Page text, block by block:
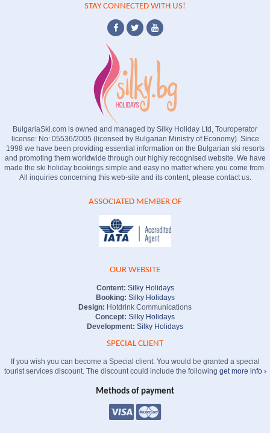
STAY CONNECTED WITH US!
BulgariaSki.com is owned and managed by Silky Holiday Ltd, Touroperator
license: No: 05536/2005 (licensed by Bulgarian Ministry of Economy). Since
1998 we have been providing essential information on the Bulgarian ski resorts
and promoting them worldwide through our highly recognised website. We have
made the ski holiday bookings simple and easy no matter where you come from.
All inquiries concerning this web-site and its content, please contact us.
ASSOCIATED MEMBER OF
OUR WEBSITE
Content: Silky Holidays
Booking: Silky Holidays
Design: Hotdrink Communications
Concept: Silky Holidays
Development: Silky Holidays
SPECIAL CLIENT
If you wish you can become a Special client. You would be granted a special
tourist services discount. The discount could include the following get more info ›
Methods of payment